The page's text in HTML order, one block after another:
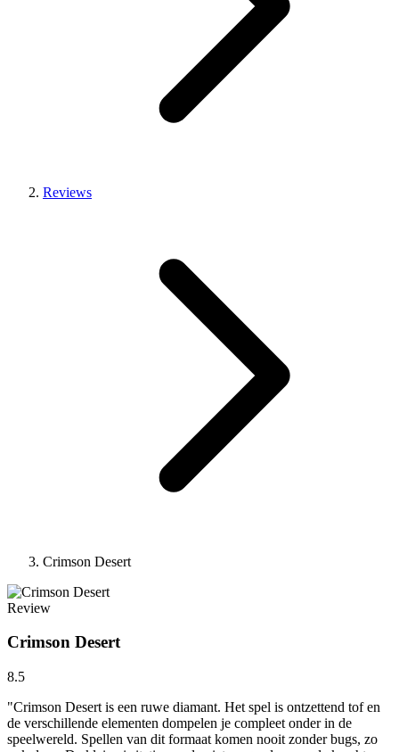
Reviews
Crimson Desert
Review
Crimson Desert
8.5
"Crimson Desert is een ruwe diamant. Het spel is ontzettend tof en
de verschillende elementen dompelen je compleet onder in de
speelwereld. Spellen van dit formaat komen nooit zonder bugs, zo